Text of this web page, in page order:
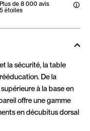
Plus de 8 000 avis
5 étoiles
la sécurité, la table
De la
à la base en
offre une gamme
en décubitus dorsal